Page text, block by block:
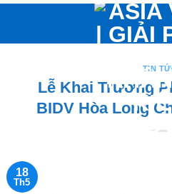
nội
TIN
Lễ Khai Trương
BIDV Hòa Long
18
Th5